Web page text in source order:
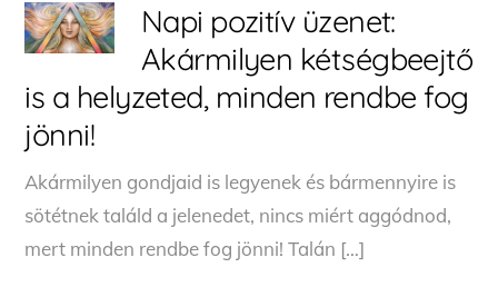
Napi pozitív üzenet:
Akármilyen kétségbeejtő
is a helyzeted, minden rendbe fog
jönni!
Akármilyen gondjaid is legyenek és bármennyire is
sötétnek találd a jelenedet, nincs miért aggódnod,
mert minden rendbe fog jönni! Talán […]